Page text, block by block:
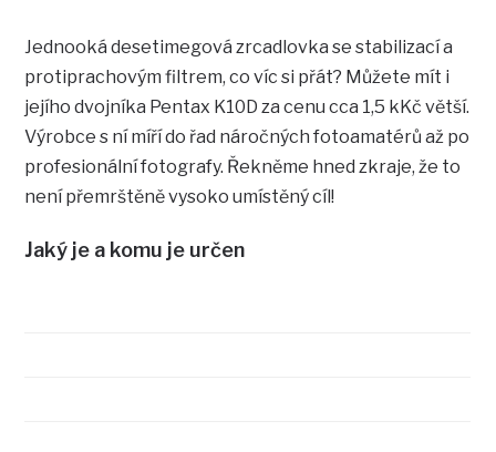
Jednooká desetimegová zrcadlovka se stabilizací a
protiprachovým filtrem, co víc si přát? Můžete mít i
jejího dvojníka Pentax K10D za cenu cca 1,5 kKč větší.
Výrobce s ní míří do řad náročných fotoamatérů až po
profesionální fotografy. Řekněme hned zkraje, že to
není přemrštěně vysoko umístěný cíl!
Jaký je a komu je určen